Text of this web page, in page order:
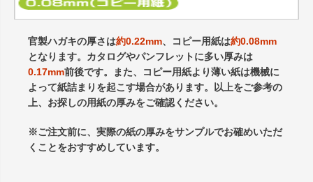
官製ハガキの厚さは約0.22mm、コピー用紙は約0.08mm
となります。カタログやパンフレットに多い厚みは
0.17mm前後です。また、コピー用紙より薄い紙は機械に
よって紙詰まりを起こす場合があります。以上をご参考の
上、お探しの用紙の厚みをご確認ください。
※ご注文前に、実際の紙の厚みをサンプルでお確めいただ
くことをおすすめしています。